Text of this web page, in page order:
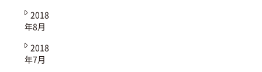
2018
年8月
2018
年7月